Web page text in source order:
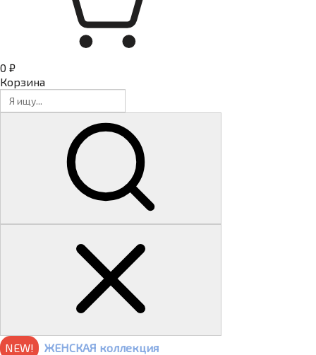
0 ₽
Корзина
NEW!
ЖЕНСКАЯ коллекция